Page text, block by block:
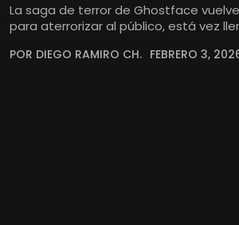
La saga de terror de Ghostface
para aterrorizar al público, está vez
POR DIEGO RAMIRO CH. FEBRERO 3,